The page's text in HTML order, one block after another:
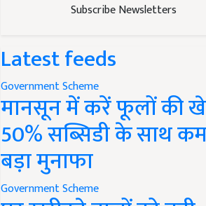
Subscribe Newsletters
Latest feeds
Government Scheme
मानसून में करें फूलों की
50% सब्सिडी के साथ
बड़ा मुनाफा
Government Scheme